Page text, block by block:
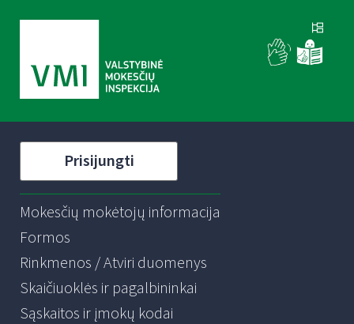
Prisijungti
Mokesčių mokėtojų informacija
Formos
Rinkmenos / Atviri duomenys
Skaičiuoklės ir pagalbininkai
Sąskaitos ir įmokų kodai